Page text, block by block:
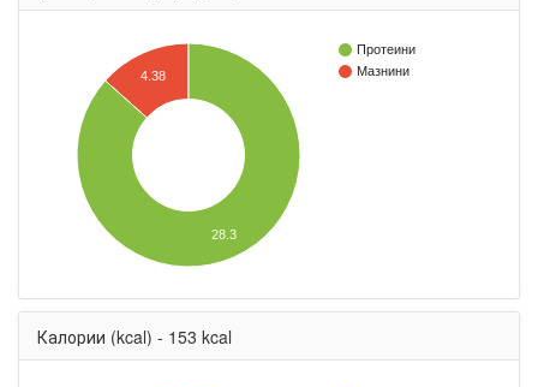
Протеини
Мазнини
4.38
28.3
Калории (kcal) - 153 kcal